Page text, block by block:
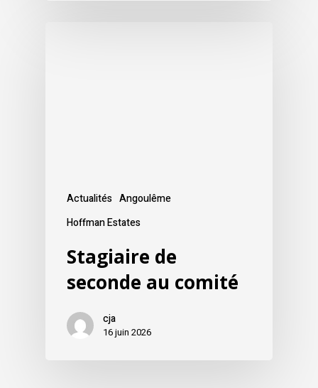
Actualités Angoulême
Hoffman Estates
Stagiaire de
seconde au comité
cja
16 juin 2026